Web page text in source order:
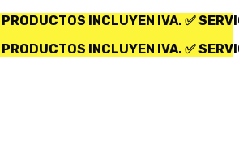
IVA. ✅ SERVICIO DISPONIBLE SOLO
IVA. ✅ SERVICIO DISPONIBLE SOLO